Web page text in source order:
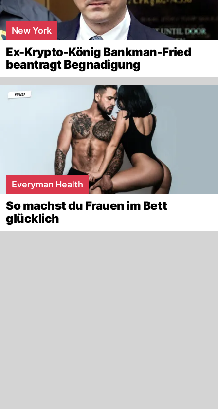
New York
Ex-Krypto-König Bankman-Fried
beantragt Begnadigung
Everyman Health
So machst du Frauen im Bett
glücklich